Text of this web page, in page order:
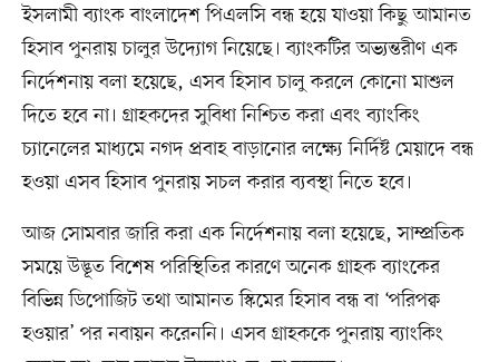
ইসলামী ব্যাংক বাংলাদেশ পিএলসি বন্ধ হয়ে যাওয়া কিছু আমানত
হিসাব পুনরায় চালুর উদ্যোগ নিয়েছে। ব্যাংকটির অভ্যন্তরীণ এক
নির্দেশনায় বলা হয়েছে, এসব হিসাব চালু করলে কোনো মাশুল
দিতে হবে না। গ্রাহকদের সুবিধা নিশ্চিত করা এবং ব্যাংকিং
চ্যানেলের মাধ্যমে নগদ প্রবাহ বাড়ানোর লক্ষ্যে নির্দিষ্ট মেয়াদে বন্ধ
হওয়া এসব হিসাব পুনরায় সচল করার ব্যবস্থা নিতে হবে।
আজ সোমবার জারি করা এক নির্দেশনায় বলা হয়েছে, সাম্প্রতিক
সময়ে উদ্ভূত বিশেষ পরিস্থিতির কারণে অনেক গ্রাহক ব্যাংকের
বিভিন্ন ডিপোজিট তথা আমানত স্কিমের হিসাব বন্ধ বা ‘পরিপক্ব
হওয়ার’ পর নবায়ন করেননি। এসব গ্রাহককে পুনরায় ব্যাংকিং